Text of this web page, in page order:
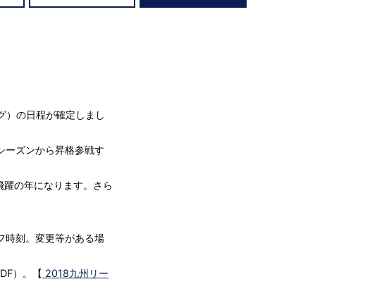
の日程が確定しまし
ーズンから昇格参戦す
の年になります。さら
時刻。変更等がある場
）。【 2018九州リー